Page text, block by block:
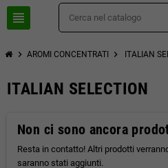
view_headline
chevron_right AROMI CONCENTRATI chevron_right ITALIAN
ITALIAN SELECTION
Non ci sono ancora
Resta in contatto! Altri prodotti
saranno stati aggiunti.